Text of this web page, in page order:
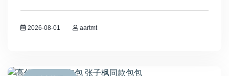
2026-08-01 aartmt